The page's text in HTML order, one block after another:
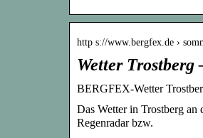
http s://www.bergfex.de ›
Wetter
BERGFEX-Wetter
Das Wetter in Trostberg an
Regenradar bzw.